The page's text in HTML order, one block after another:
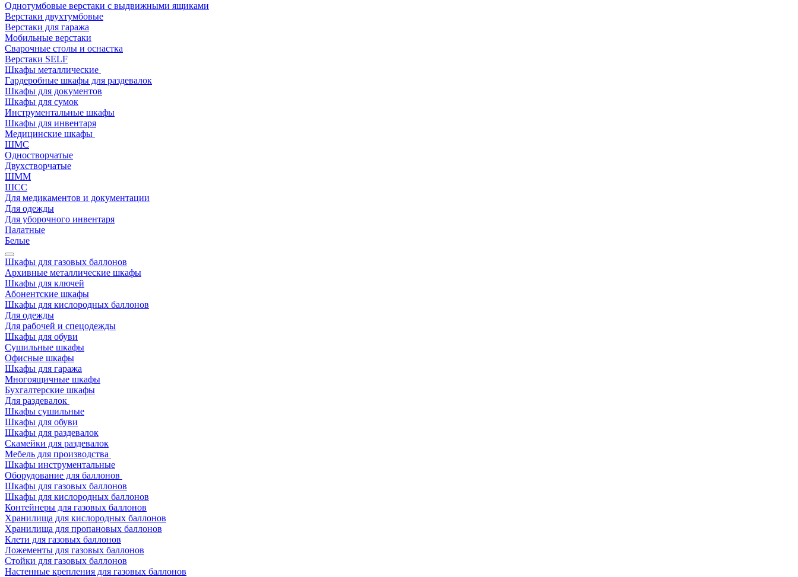
Однотумбовые верстаки с выдвижными ящиками
Верстаки двухтумбовые
Верстаки для гаража
Мобильные верстаки
Сварочные столы и оснастка
Верстаки SELF
Шкафы металлические
Гардеробные шкафы для раздевалок
Шкафы для документов
Шкафы для сумок
Инструментальные шкафы
Шкафы для инвентаря
Медицинские шкафы
ШМС
Одностворчатые
Двухстворчатые
ШММ
ШСС
Для медикаментов и документации
Для одежды
Для уборочного инвентаря
Палатные
Белые
Шкафы для газовых баллонов
Архивные металлические шкафы
Шкафы для ключей
Абонентские шкафы
Шкафы для кислородных баллонов
Для одежды
Для рабочей и спецодежды
Шкафы для обуви
Сушильные шкафы
Офисные шкафы
Шкафы для гаража
Многоящичные шкафы
Бухгалтерские шкафы
Для раздевалок
Шкафы сушильные
Шкафы для обуви
Шкафы для раздевалок
Скамейки для раздевалок
Мебель для производства
Шкафы инструментальные
Оборудование для баллонов
Шкафы для газовых баллонов
Шкафы для кислородных баллонов
Контейнеры для газовых баллонов
Хранилища для кислородных баллонов
Хранилища для пропановых баллонов
Клети для газовых баллонов
Ложементы для газовых баллонов
Стойки для газовых баллонов
Настенные крепления для газовых баллонов